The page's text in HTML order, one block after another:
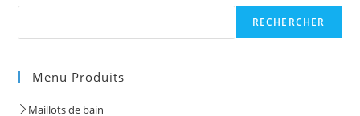
RECHERCHER
Menu Produits
Maillots de bain